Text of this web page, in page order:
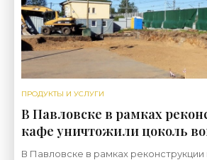
ПРОДУКТЫ И УСЛУГИ
В Павловске в рамках
кафе уничтожили цоколь
«Свежие новости
В Павловске в рамках реконструкции